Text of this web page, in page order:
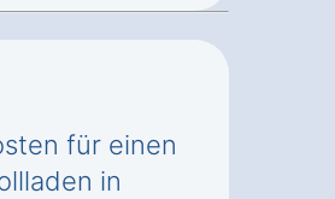
für einen
in